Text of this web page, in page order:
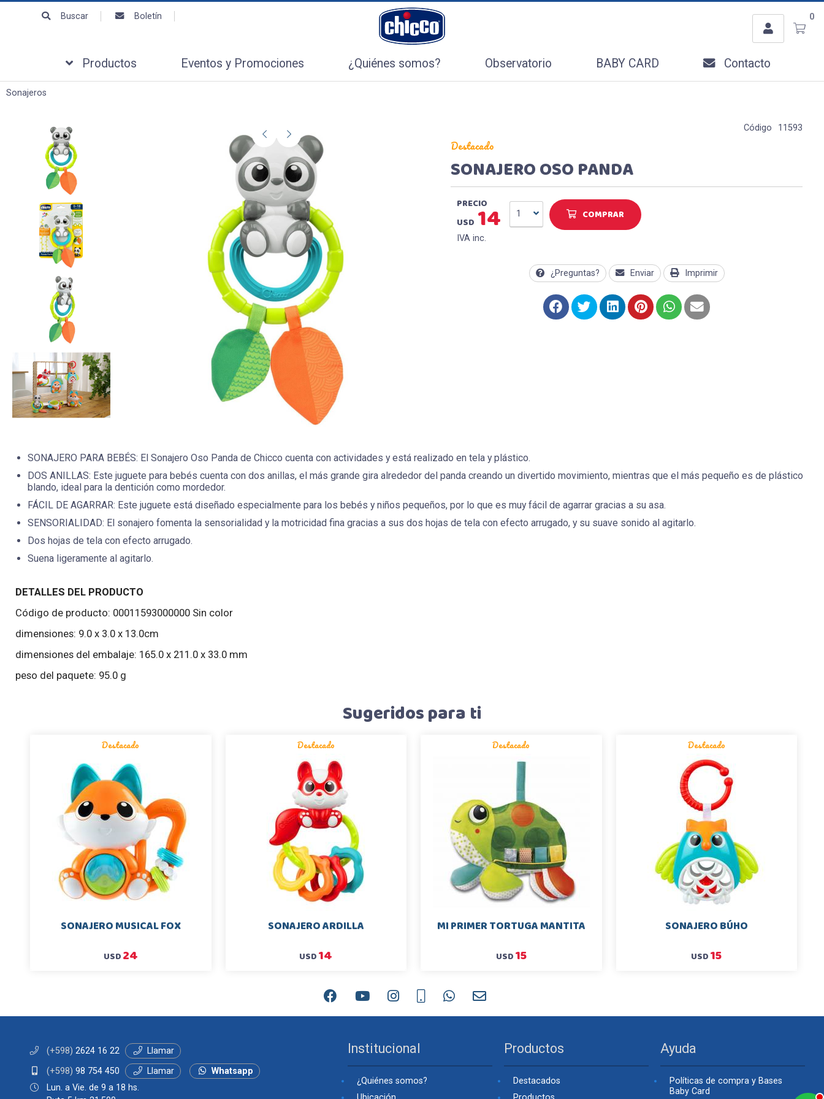
Buscar Boletín 0
Productos Eventos y Promociones ¿Quiénes somos? Observatorio BABY CARD Contacto
Usuario
Sonajeros
Código 11593
Destacado
SONAJERO OSO PANDA
PRECIO
USD 14
IVA inc.
1 COMPRAR
¿Preguntas? Enviar Imprimir
SONAJERO PARA BEBÉS: El Sonajero Oso Panda de Chicco cuenta con actividades y está realizado en tela y plástico.
DOS ANILLAS: Este juguete para bebés cuenta con dos anillas, el más grande gira alrededor del panda creando un divertido movimiento, mientras que el más pequeño es de plástico
blando, ideal para la dentición como mordedor.
FÁCIL DE AGARRAR: Este juguete está diseñado especialmente para los bebés y niños pequeños, por lo que es muy fácil de agarrar gracias a su asa.
SENSORIALIDAD: El sonajero fomenta la sensorialidad y la motricidad fina gracias a sus dos hojas de tela con efecto arrugado, y su suave sonido al agitarlo.
Dos hojas de tela con efecto arrugado.
Suena ligeramente al agitarlo.
DETALLES DEL PRODUCTO
Código de producto: 00011593000000 Sin color
dimensiones: 9.0 x 3.0 x 13.0cm
dimensiones del embalaje: 165.0 x 211.0 x 33.0 mm
peso del paquete: 95.0 g
Sugeridos para ti
Destacado
SONAJERO MUSICAL FOX
USD24
Destacado
SONAJERO ARDILLA
USD14
Destacado
MI PRIMER TORTUGA MANTITA
USD15
Destacado
SONAJERO BÚHO
USD15
(+598) 2624 16 22
Llamar
(+598) 98 754 450 Llamar
Whatsapp
Lun. a Vie. de 9 a 18 hs.
Institucional
¿Quiénes somos?
Productos
Destacados
Ayuda
Políticas de compra y Bases
Baby Card